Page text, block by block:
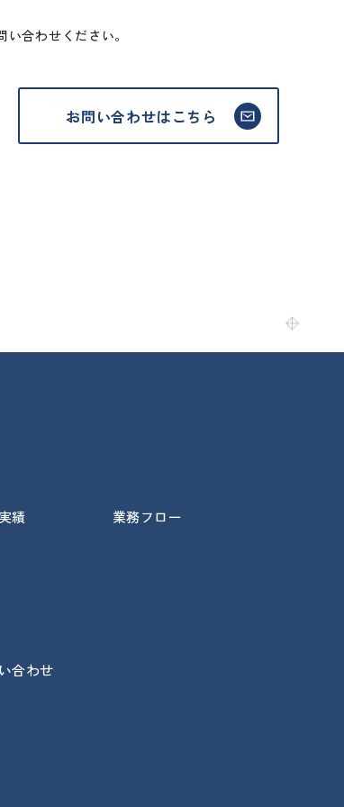
合わせください。
お問い合わせはこちら
績 業務フロー
合わせ